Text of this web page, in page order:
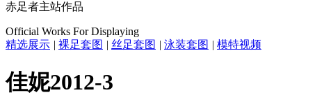
赤足者主站作品
Official Works For Displaying
精选展示 | 裸足套图 | 丝足套图 | 泳装套图 | 模特视频
佳妮2012-3